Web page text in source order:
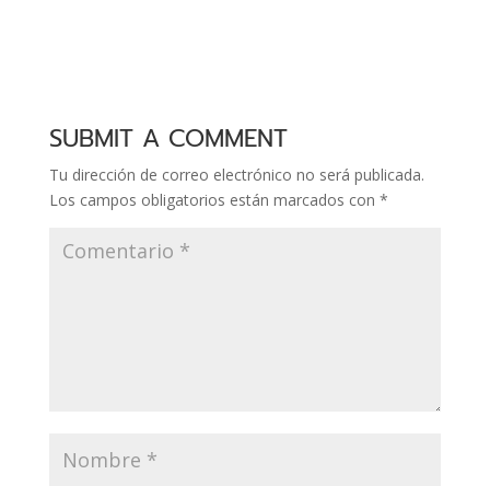
pensaba escribirlo en
me llevo…
SUBMIT A COMMENT
Tu dirección de correo electrónico no será publicada.
Los campos obligatorios están marcados con *